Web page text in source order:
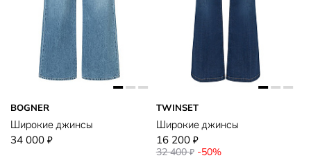
BOGNER
Широкие джинсы
34 000 ₽
TWINSET
Широкие джинсы
16 200 ₽
32 400₽ -50%